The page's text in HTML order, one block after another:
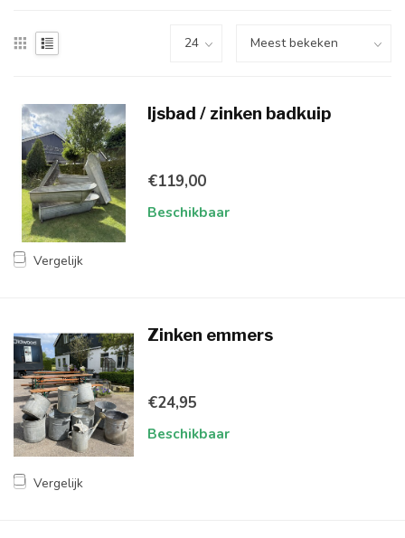
Vergelijk
Ijsbad / zinken badkuip
€119,00
Beschikbaar
Vergelijk
Zinken emmers
€24,95
Beschikbaar